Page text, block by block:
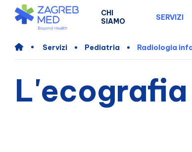
CHI
SIAMO
SERVIZI
Servizi Pediatria Radiologia